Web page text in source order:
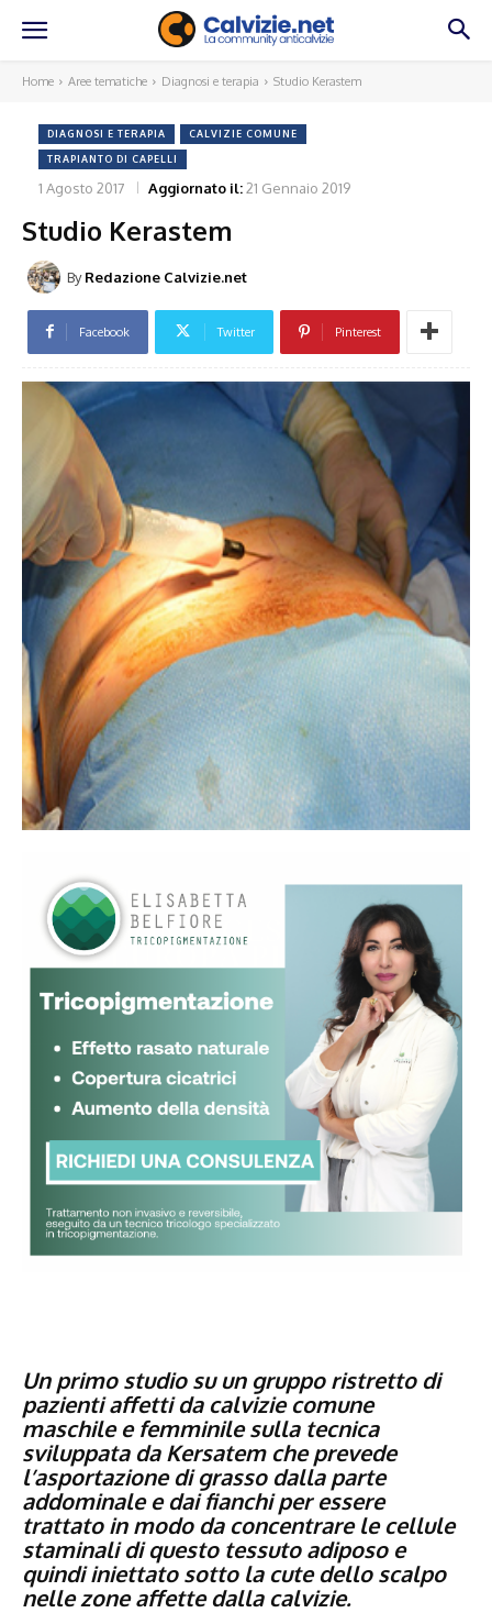
Home Aree tematiche Diagnosi e terapia Studio Kerastem
DIAGNOSI E TERAPIA CALVIZIE COMUNE
TRAPIANTO DI CAPELLI
1 Agosto 2017 Aggiornato il:21 Gennaio 2019
Studio Kerastem
By Redazione Calvizie.net
Facebook Twitter Pinterest
Un primo studio su un gruppo ristretto di
pazienti affetti da calvizie comune
maschile e femminile sulla tecnica
sviluppata da Kersatem che prevede
l’asportazione di grasso dalla parte
addominale e dai fianchi per essere
trattato in modo da concentrare le cellule
staminali di questo tessuto adiposo e
quindi iniettato sotto la cute dello scalpo
nelle zone affette dalla calvizie.